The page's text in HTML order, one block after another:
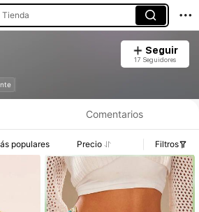
Tienda
Seguir
17 Seguidores
Comentarios
populares Precio Filtros